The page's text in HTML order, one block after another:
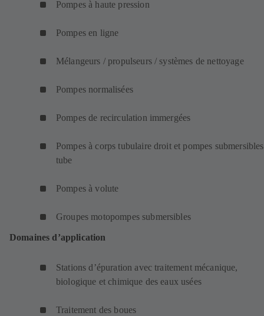
Pompes à haute pression
Pompes en ligne
Mélangeurs / propulseurs / systèmes de nettoyage
Pompes normalisées
Pompes de recirculation immergées
Pompes à corps tubulaire droit et pompes
tube
Pompes à volute
Groupes motopompes submersibles
Domaines d’application
Stations d’épuration avec traitement mécanique,
biologique et chimique des eaux usées
Traitement des boues